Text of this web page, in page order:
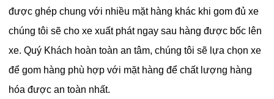
được ghép chung với nhiều mặt hàng khác khi gom đủ xe
chúng tôi sẽ cho xe xuất phát ngay sau hàng được bốc lên
xe. Quý Khách hoàn toàn an tâm, chúng tôi sẽ lựa chọn xe
để gom hàng phù hợp với mặt hàng để chất lượng hàng
hóa được an toàn nhất.